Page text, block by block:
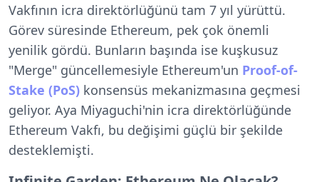
Vakfının icra direktörlüğünü tam 7 yıl yürüttü.
Görev süresinde Ethereum, pek çok önemli
yenilik gördü. Bunların başında ise kuşkusuz
"Merge" güncellemesiyle Ethereum'un Proof-of-
Stake (PoS) konsensüs mekanizmasına geçmesi
geliyor. Aya Miyaguchi'nin icra direktörlüğünde
Ethereum Vakfı, bu değişimi güçlü bir şekilde
desteklemişti.